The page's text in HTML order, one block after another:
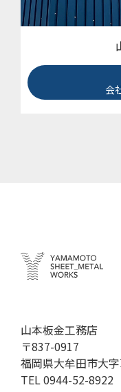
会
山本板金工務店
〒837-0917
福岡県大牟田市大
TEL 0944-52-8922